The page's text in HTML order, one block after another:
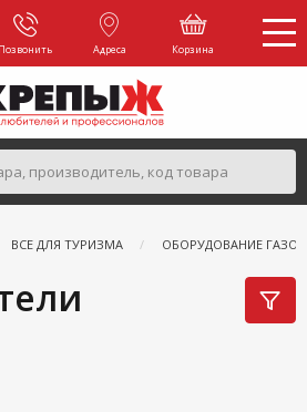
Позвонить Адреса Корзина
ВСЕ ДЛЯ ТУРИЗМА ОБОРУДОВАНИЕ